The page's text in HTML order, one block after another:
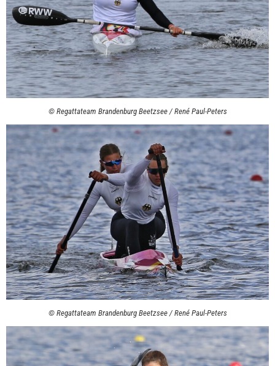
© Regattateam Brandenburg Beetzsee / René Paul-Peters
© Regattateam Brandenburg Beetzsee / René Paul-Peters